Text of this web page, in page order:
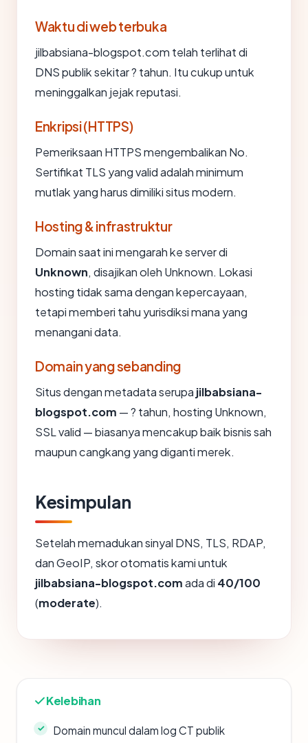
Waktu di web terbuka
jilbabsiana-blogspot.com telah terlihat di
DNS publik sekitar ? tahun. Itu cukup untuk
meninggalkan jejak reputasi.
Enkripsi (HTTPS)
Pemeriksaan HTTPS mengembalikan No.
Sertifikat TLS yang valid adalah minimum
mutlak yang harus dimiliki situs modern.
Hosting & infrastruktur
Domain saat ini mengarah ke server di
Unknown, disajikan oleh Unknown. Lokasi
hosting tidak sama dengan kepercayaan,
tetapi memberi tahu yurisdiksi mana yang
menangani data.
Domain yang sebanding
Situs dengan metadata serupa jilbabsiana-
blogspot.com — ? tahun, hosting Unknown,
SSL valid — biasanya mencakup baik bisnis sah
maupun cangkang yang diganti merek.
Kesimpulan
Setelah memadukan sinyal DNS, TLS, RDAP,
dan GeoIP, skor otomatis kami untuk
jilbabsiana-blogspot.comada di 40/100
(moderate).
Kelebihan
Domain muncul dalam log CT publik